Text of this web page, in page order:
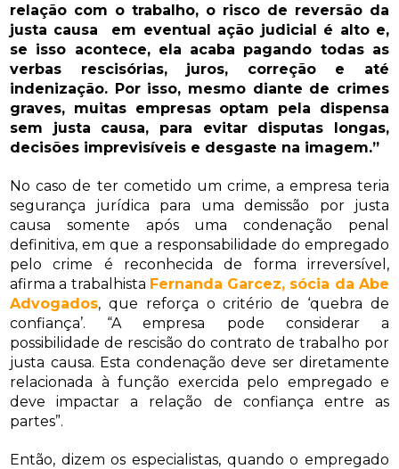
relação com o trabalho, o risco de reversão da
justa causa em eventual ação judicial é alto e,
se isso acontece, ela acaba pagando todas as
verbas rescisórias, juros, correção e até
indenização. Por isso, mesmo diante de crimes
graves, muitas empresas optam pela dispensa
sem justa causa, para evitar disputas longas,
decisões imprevisíveis e desgaste na imagem.”
No caso de ter cometido um crime, a empresa teria
segurança jurídica para uma demissão por justa
causa somente após uma condenação penal
definitiva, em que a responsabilidade do empregado
pelo crime é reconhecida de forma irreversível,
afirma a trabalhista Fernanda Garcez, sócia da Abe
Advogados, que reforça o critério de ‘quebra de
confiança’. “A empresa pode considerar a
possibilidade de rescisão do contrato de trabalho por
justa causa. Esta condenação deve ser diretamente
relacionada à função exercida pelo empregado e
deve impactar a relação de confiança entre as
partes”.
Então, dizem os especialistas, quando o empregado